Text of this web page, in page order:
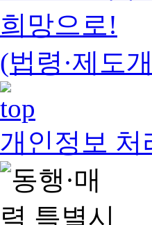
희망으로!
(법령·제도
개인정보 처